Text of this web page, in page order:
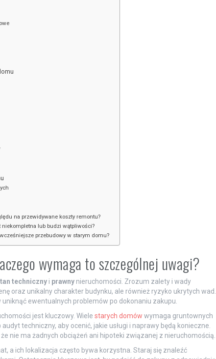
na przewidywane koszty remontu?
lub budzi wątpliwości?
przebudowy w starym domu?
wymaga to szczególnej uwagi?
technicznyi prawnynieruchomości. Zrozum zalety i wady
oraz unikalny charakter budynku, ale również ryzyko ukrytych wad.
ewentualnych problemów po dokonaniu zakupu.
jest kluczowy. Wiele starych domów wymaga gruntownych
techniczny, aby ocenić, jakie usługi i naprawy będą konieczne.
nie ma żadnych obciążeń ani hipoteki związanej z nieruchomością.
a ich lokalizacja często bywa korzystna. Staraj się znaleźć